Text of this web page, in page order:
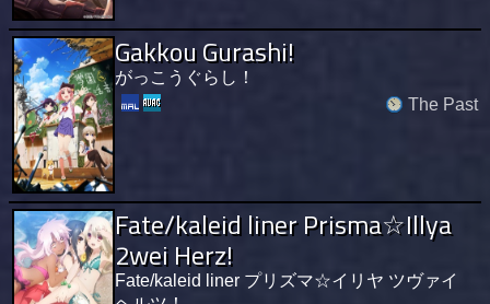
Gakkou Gurashi!
がっこうぐらし！
The Past
Fate/kaleid liner Prisma☆Illya
2wei Herz!
Fate/kaleid liner プリズマ☆イリヤ ツヴァイ